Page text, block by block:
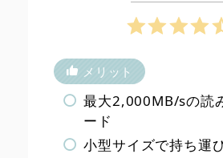
メリット
最大2,000MB/sの読
ード
小型サイズで持ち運